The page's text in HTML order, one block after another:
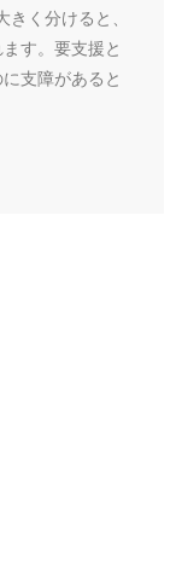
く分けると、
す。要支援と
支障があると